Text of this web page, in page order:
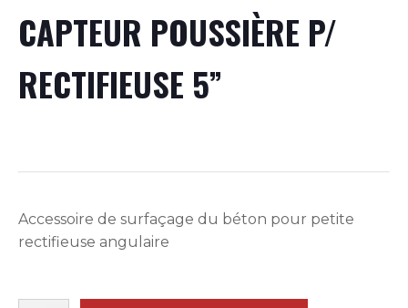
CAPTEUR POUSSIÈRE P/
RECTIFIEUSE 5”
Accessoire de surfaçage du béton pour petite
rectifieuse angulaire